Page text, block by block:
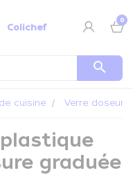
Colichef
0
search
cuisine Verre doseur
graduée